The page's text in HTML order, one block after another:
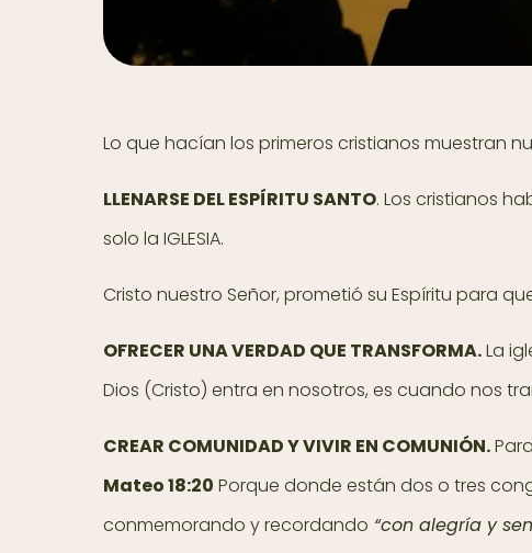
Lo que hacían los primeros cristianos muestran
LLENARSE DEL ESPÍRITU SANTO. Los cristianos
solo la IGLESIA.
Cristo nuestro Señor, prometió su Espíritu para
OFRECER UNA VERDAD QUE TRANSFORMA.La
Dios (Cristo) entra en nosotros, es cuando nos
CREAR COMUNIDAD Y VIVIR EN COMUNIÓN.
Mateo 18:20 Porque donde están dos o tres
conmemorando y recordando “con alegría y